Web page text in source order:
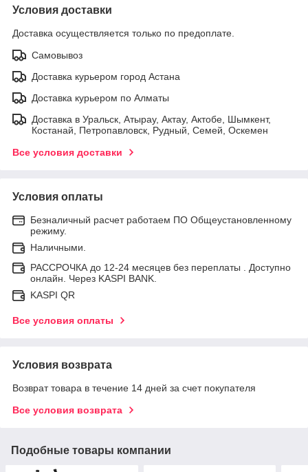
Условия доставки
Доставка осуществляется только по предоплате.
Самовывоз
Доставка курьером город Астана
Доставка курьером по Алматы
Доставка в Уральск, Атырау, Актау, Актобе, Шымкент,
Костанай, Петропавловск, Рудный, Семей, Оскемен
Все условия доставки
Условия оплаты
Безналичный расчет работаем ПО Общеустановленному
режиму.
Наличными.
РАССРОЧКА до 12-24 месяцев без переплаты . Доступно
онлайн. Через KASPI BANK.
KASPI QR
Все условия оплаты
Условия возврата
Возврат товара в течение 14 дней за счет покупателя
Все условия возврата
Подобные товары компании